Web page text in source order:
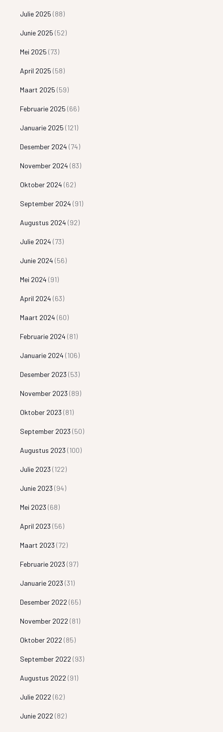
Julie 2025 (88)
Junie 2025 (52)
Mei 2025 (73)
April 2025 (58)
Maart 2025 (59)
Februarie 2025 (66)
Januarie 2025 (121)
Desember 2024 (74)
November 2024 (83)
Oktober 2024 (62)
September 2024 (91)
Augustus 2024 (92)
Julie 2024 (73)
Junie 2024 (56)
Mei 2024 (91)
April 2024 (63)
Maart 2024 (60)
Februarie 2024 (81)
Januarie 2024 (106)
Desember 2023 (53)
November 2023 (89)
Oktober 2023 (81)
September 2023 (50)
Augustus 2023 (100)
Julie 2023 (122)
Junie 2023 (94)
Mei 2023 (68)
April 2023 (56)
Maart 2023 (72)
Februarie 2023 (97)
Januarie 2023 (31)
Desember 2022 (65)
November 2022 (81)
Oktober 2022 (85)
September 2022 (93)
Augustus 2022 (91)
Julie 2022 (62)
Junie 2022 (82)